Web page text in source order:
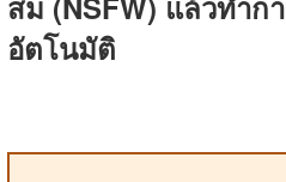
อัตโนมัติ